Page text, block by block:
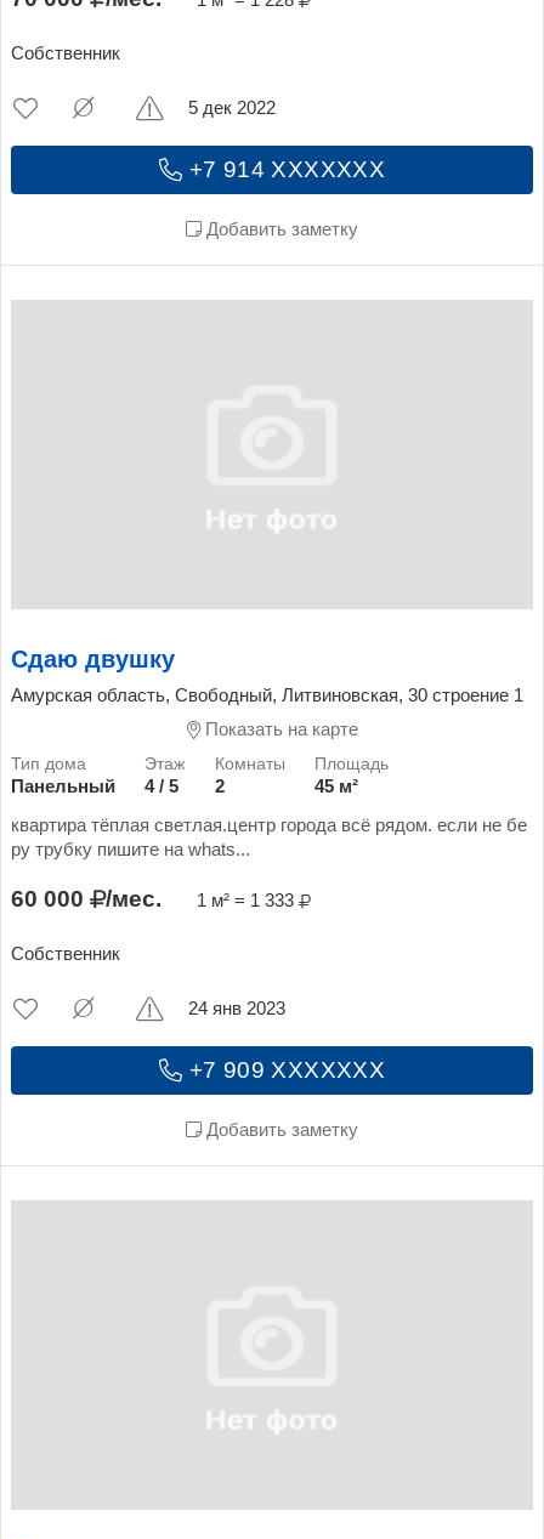
Собственник
+7 914 XXXXXXX
Добавить заметку
5 дек 2022
Сдаю двушку
Амурская область, Свободный, Литвиновская, 30 строение 1
Показать на карте
Панельный 4 / 5 2
45 м²
квартира тёплая светлая.центр города всё рядом. если не бе
ру трубку пишите на whаts...
60 000 /мес. 1 м² = 1 333
Собственник
+7 909 XXXXXXX
Добавить заметку
24 янв 2023